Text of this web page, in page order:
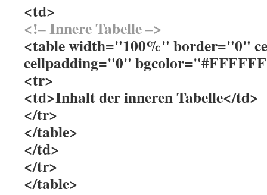
<td>
<!– Innere Tabelle –>
<table width="100%" border="0"
cellpadding="0"
<tr>
<td>Inhalt der inneren Tabelle</td>
</tr>
</table>
</td>
</tr>
</table>